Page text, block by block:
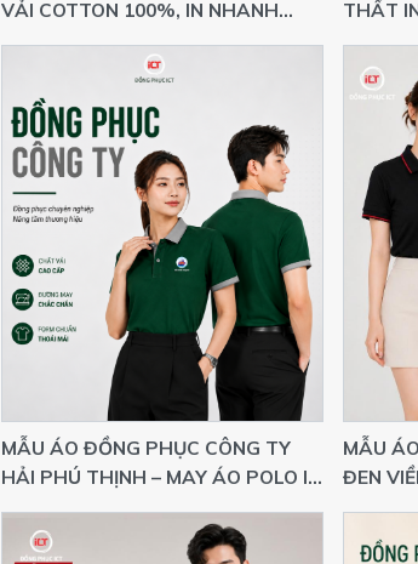
VẢI COTTON 100%, IN NHANH
THEO YÊU CẦU
THẤT
MẪU ÁO ĐỒNG PHỤC CÔNG TY
HẢI PHÚ THỊNH – MAY ÁO POLO IN
MẪU
ĐEN